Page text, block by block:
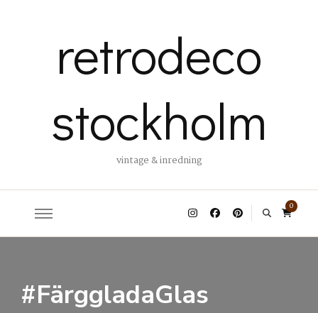
retrodeco
stockholm
vintage & inredning
0
#FärggladaGlas